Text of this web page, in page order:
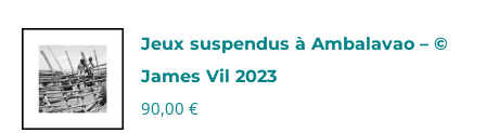
Jeux suspendus à Ambalavao – ©
James Vil 2023
90,00€